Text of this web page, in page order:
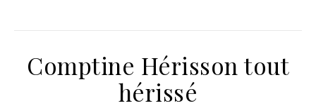
Comptine Hérisson tout
hérissé